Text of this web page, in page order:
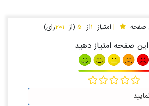
صفحه | امتیاز 1از 5 (از 201رای)
صفحه امتیاز دهید